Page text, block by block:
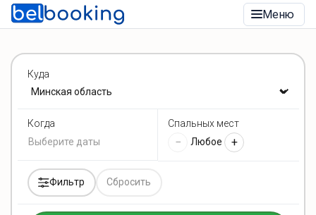
Меню
Куда
Когда Спальных мест
− Любое +
Фильтр Сбросить